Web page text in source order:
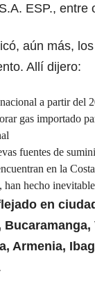
ESP., entre
aún más,
Allí dijero:
a partir del
gas importado
fuentes de
en la
han hecho
en
Armenia,